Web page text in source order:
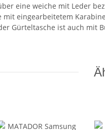
eine weiche mit Leder
eingearbeitetem
Gürteltasche ist auch mit